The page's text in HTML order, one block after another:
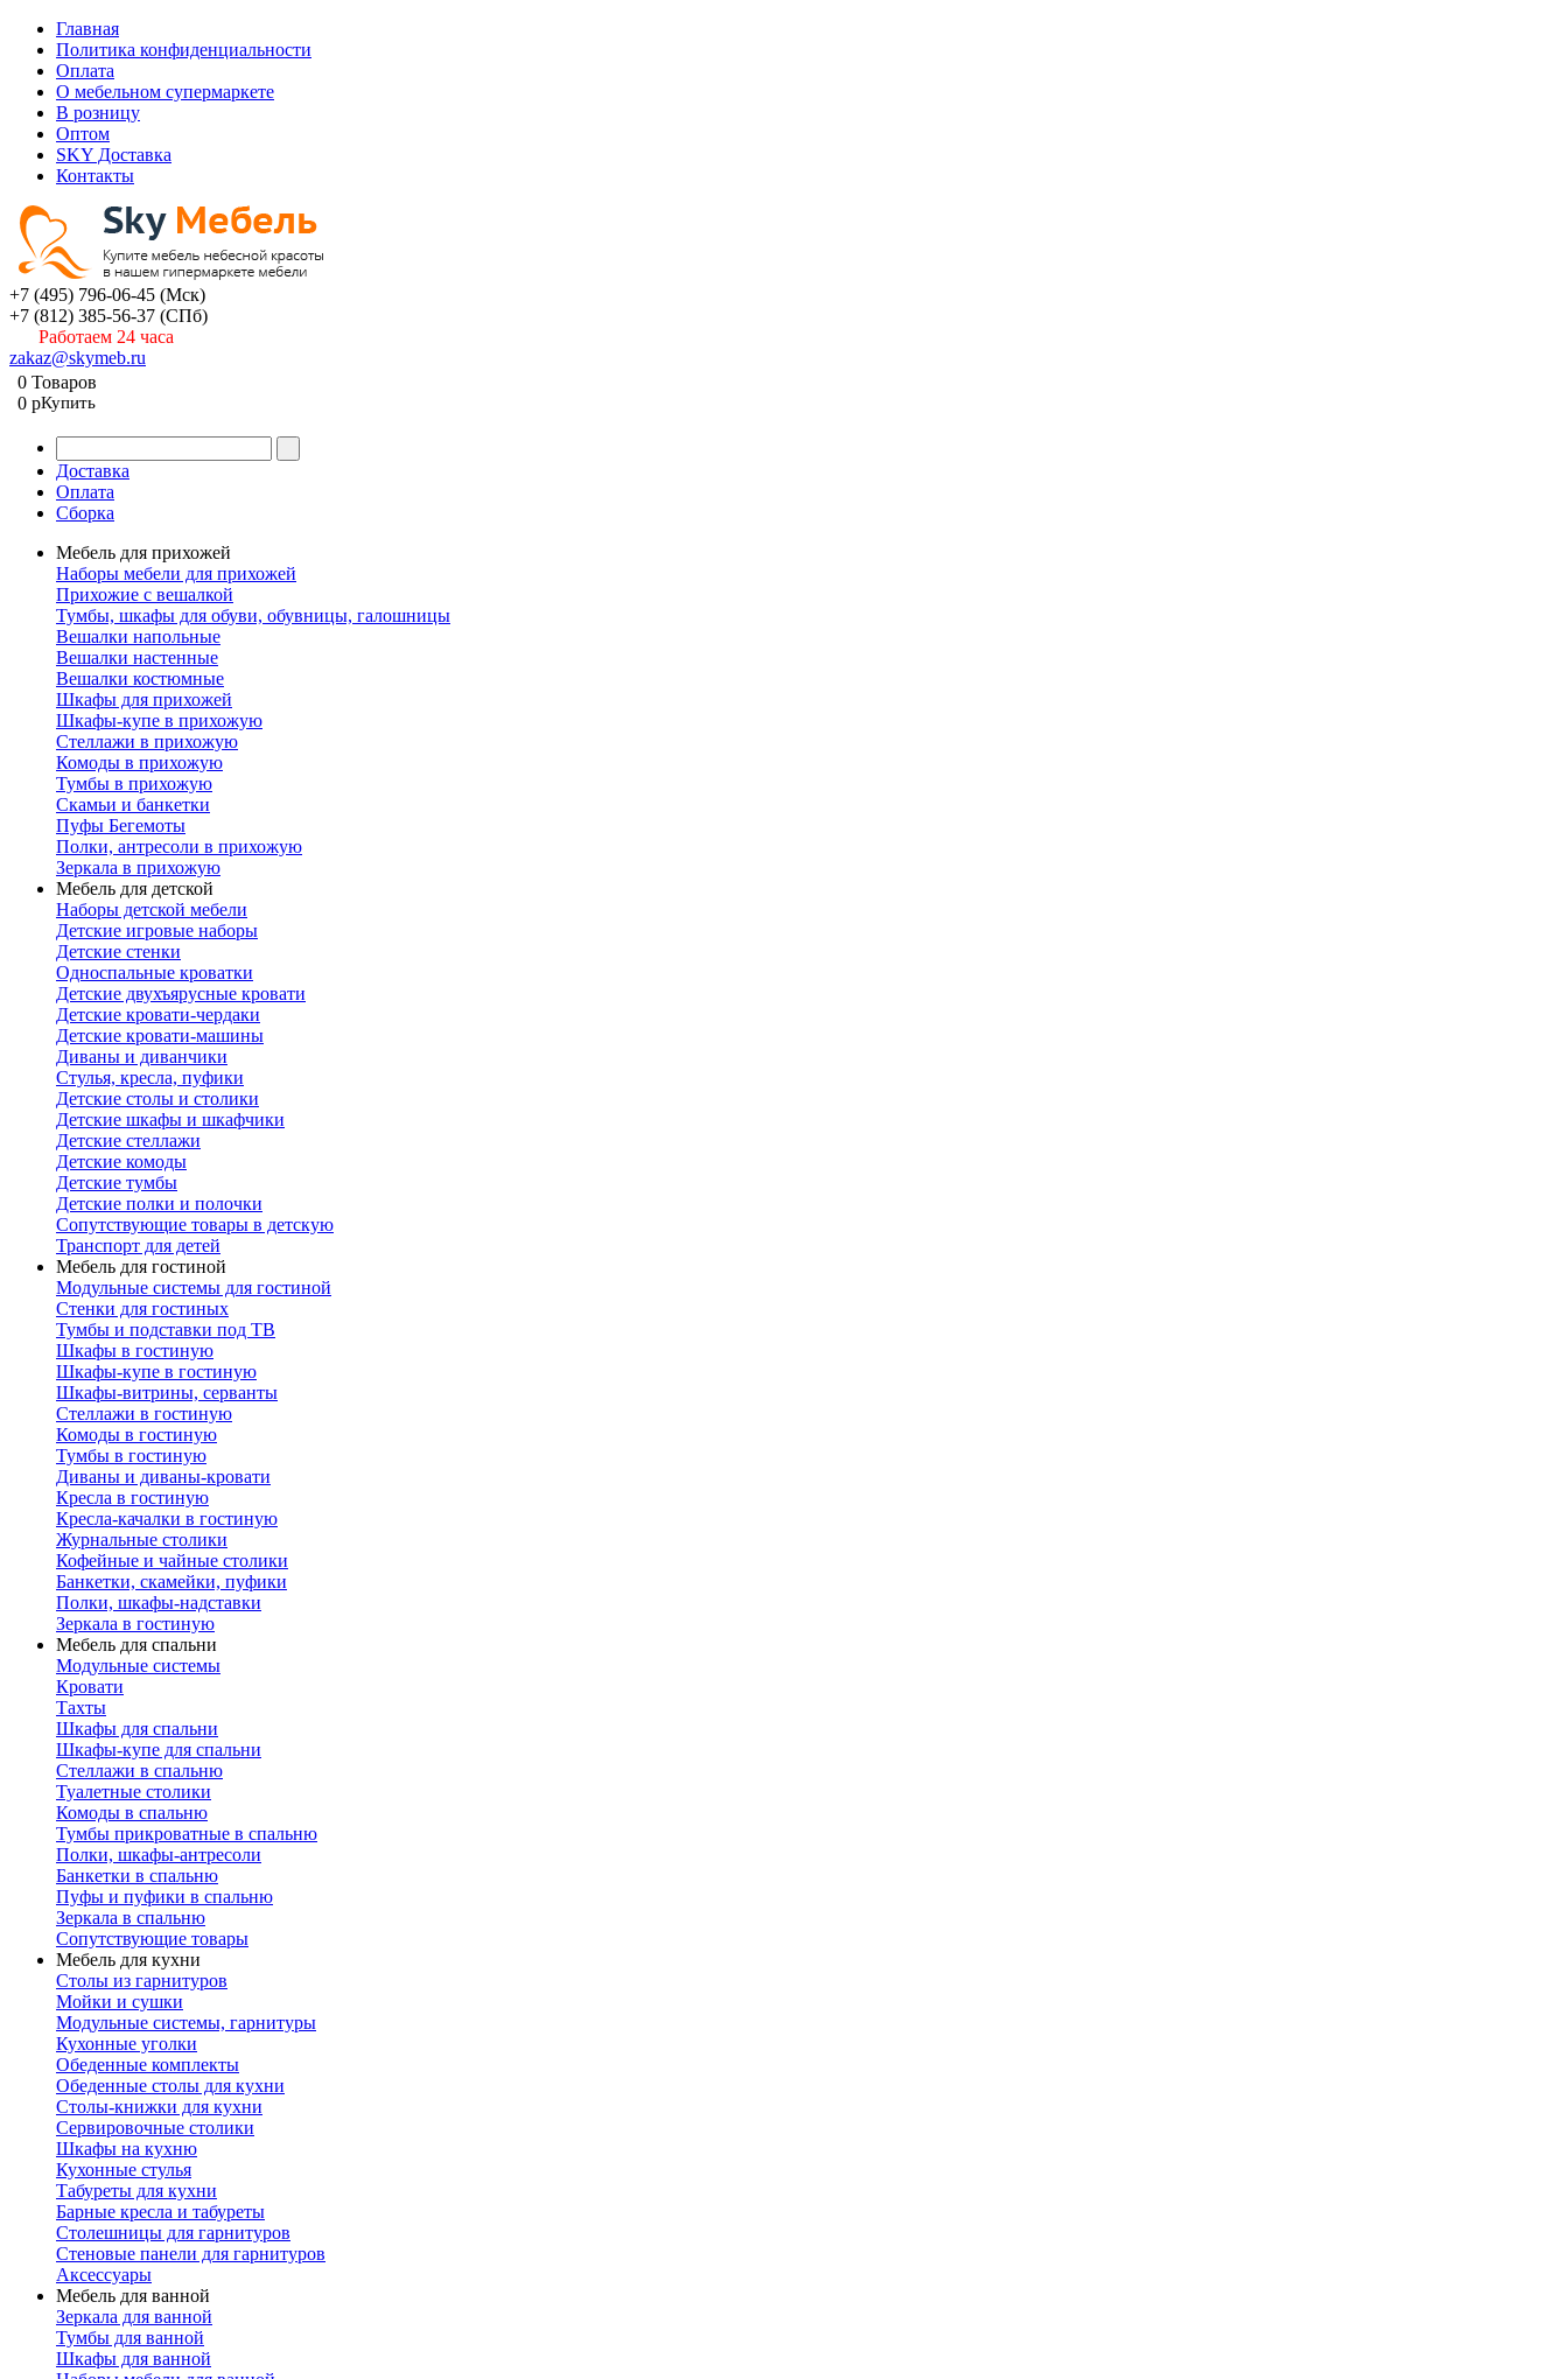
Главная
Политика конфиденциальности
Оплата
О мебельном супермаркете
В розницу
Оптом
SKY Доставка
Контакты
+7 (495) 796-06-45 (Мск)
+7 (812) 385-56-37 (СПб)
Работаем 24 часа
zakaz@skymeb.ru
0 Товаров
0 pКупить
Доставка
Оплата
Сборка
Мебель для прихожей
Наборы мебели для прихожей
Прихожие с вешалкой
Тумбы, шкафы для обуви, обувницы, галошницы
Вешалки напольные
Вешалки настенные
Вешалки костюмные
Шкафы для прихожей
Шкафы-купе в прихожую
Стеллажи в прихожую
Комоды в прихожую
Тумбы в прихожую
Скамьи и банкетки
Пуфы Бегемоты
Полки, антресоли в прихожую
Зеркала в прихожую
Мебель для детской
Наборы детской мебели
Детские игровые наборы
Детские стенки
Односпальные кроватки
Детские двухъярусные кровати
Детские кровати-чердаки
Детские кровати-машины
Диваны и диванчики
Стулья, кресла, пуфики
Детские столы и столики
Детские шкафы и шкафчики
Детские стеллажи
Детские комоды
Детские тумбы
Детские полки и полочки
Сопутствующие товары в детскую
Транспорт для детей
Мебель для гостиной
Модульные системы для гостиной
Стенки для гостиных
Тумбы и подставки под ТВ
Шкафы в гостиную
Шкафы-купе в гостиную
Шкафы-витрины, серванты
Стеллажи в гостиную
Комоды в гостиную
Тумбы в гостиную
Диваны и диваны-кровати
Кресла в гостиную
Кресла-качалки в гостиную
Журнальные столики
Кофейные и чайные столики
Банкетки, скамейки, пуфики
Полки, шкафы-надставки
Зеркала в гостиную
Мебель для спальни
Модульные системы
Кровати
Тахты
Шкафы для спальни
Шкафы-купе для спальни
Стеллажи в спальню
Туалетные столики
Комоды в спальню
Тумбы прикроватные в спальню
Полки, шкафы-антресоли
Банкетки в спальню
Пуфы и пуфики в спальню
Зеркала в спальню
Сопутствующие товары
Мебель для кухни
Столы из гарнитуров
Мойки и сушки
Модульные системы, гарнитуры
Кухонные уголки
Обеденные комплекты
Обеденные столы для кухни
Столы-книжки для кухни
Сервировочные столики
Шкафы на кухню
Кухонные стулья
Табуреты для кухни
Барные кресла и табуреты
Столешницы для гарнитуров
Стеновые панели для гарнитуров
Аксессуары
Мебель для ванной
Зеркала для ванной
Тумбы для ванной
Шкафы для ванной